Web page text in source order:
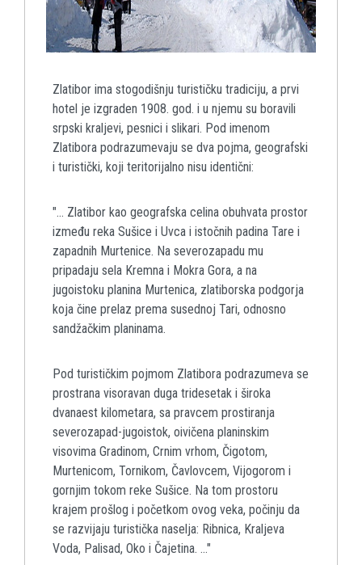
Zlatibor ima stogodišnju turističku tradiciju, a prvi
hotel je izgraden 1908. god. i u njemu su boravili
srpski kraljevi, pesnici i slikari. Pod imenom
Zlatibora podrazumevaju se dva pojma, geografski
i turistički, koji teritorijalno nisu identični:
"... Zlatibor kao geografska celina obuhvata prostor
između reka Sušice i Uvca i istočnih padina Tare i
zapadnih Murtenice. Na severozapadu mu
pripadaju sela Kremna i Mokra Gora, a na
jugoistoku planina Murtenica, zlatiborska podgorja
koja čine prelaz prema susednoj Tari, odnosno
sandžačkim planinama.
Pod turističkim pojmom Zlatibora podrazumeva se
prostrana visoravan duga tridesetak i široka
dvanaest kilometara, sa pravcem prostiranja
severozapad-jugoistok, oivičena planinskim
visovima Gradinom, Crnim vrhom, Čigotom,
Murtenicom, Tornikom, Čavlovcem, Vijogorom i
gornjim tokom reke Sušice. Na tom prostoru
krajem prošlog i početkom ovog veka, počinju da
se razvijaju turistička naselja: Ribnica, Kraljeva
Voda, Palisad, Oko i Čajetina. ..."